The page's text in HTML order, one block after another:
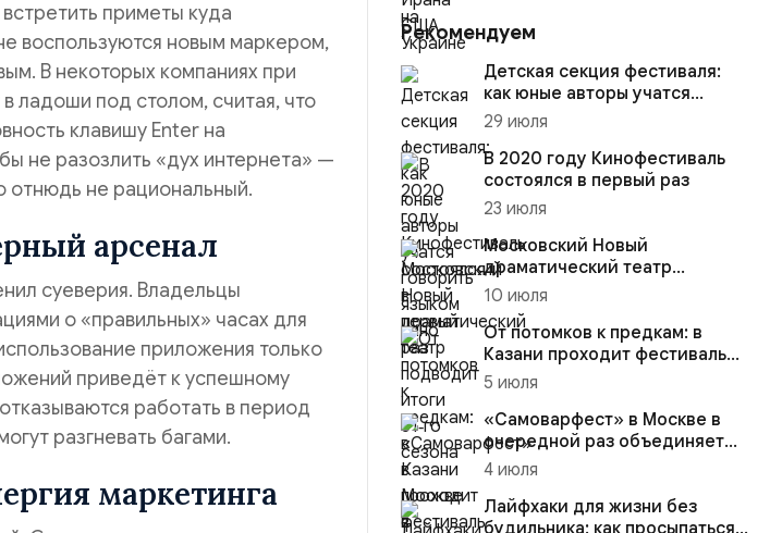
приметы куда
воспользуются новым маркером,
В некоторых компаниях при
ладоши под столом, считая, что
клавишу Enter на
не разозлить «дух интернета» —
отнюдь не рациональный.
арсенал
суеверия. Владельцы
о «правильных» часах для
приложения только
приведёт к успешному
работать в период
разгневать багами.
маркетинга
Рекомендуем
Детская секция фестиваля:
как юные авторы учатся
говорить языком кино
29 июля
В 2020 году Кинофестиваль
состоялся в первый раз
23 июля
Московский Новый
драматический театр
подводит итоги 51‑го сезона
10 июля
От потомков к предкам: в
Казани проходит фестиваль
«Праздник родословной»
5 июля
«Самоварфест» в Москве в
очередной раз объединяет
народы России
4 июля
Лайфхаки для жизни без
будильника: как просыпаться